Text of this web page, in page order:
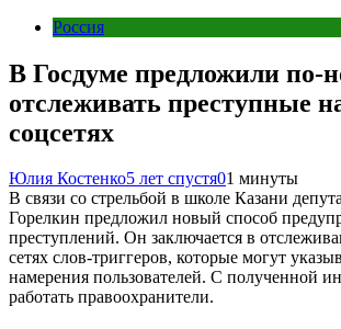
Россия
В Госдуме предложили по-
отслеживать преступные
соцсетях
Юлия Костенко5 лет спустя01 минуты
В связи со стрельбой в школе Казани
Горелкин предложил новый способ
преступлений. Он заключается в
сетях слов-триггеров, которые могут
намерения пользователей. С полученной
работать правоохранители.